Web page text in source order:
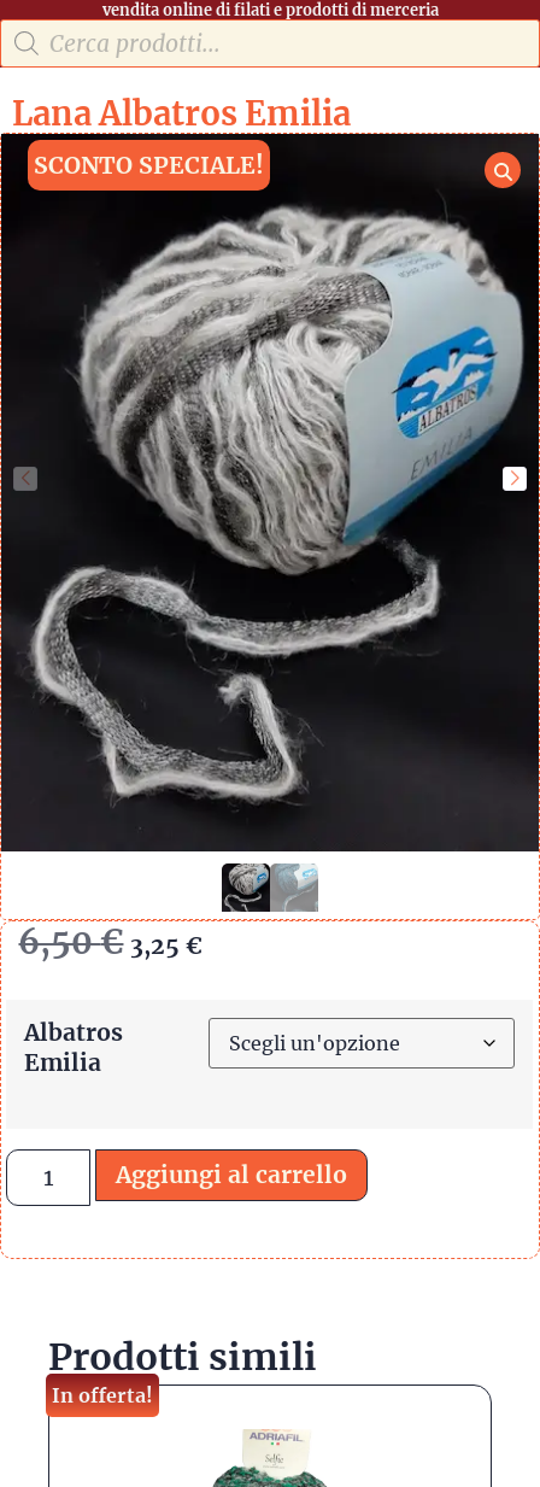
vendita online di filati e prodotti di merceria
Lana Albatros Emilia
6,50€ 3,25€
Albatros
Emilia
Aggiungi al carrello
SCONTO SPECIALE!
Prodotti simili
In offerta!